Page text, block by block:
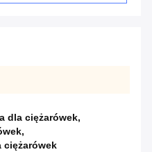
dla ciężarówek,
,
ciężarówek